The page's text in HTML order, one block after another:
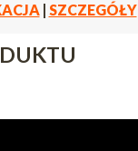
| SZCZEGÓŁY